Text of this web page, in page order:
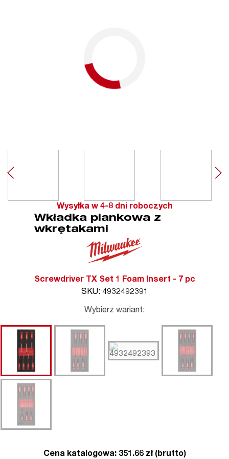
Wysyłka w 4-8 dni roboczych
Wkładka piankowa z
wkrętakami
Screwdriver TX Set 1 Foam Insert - 7 pc
SKU: 4932492391
Wybierz wariant:
Cena katalogowa: 351.66 zł (brutto)